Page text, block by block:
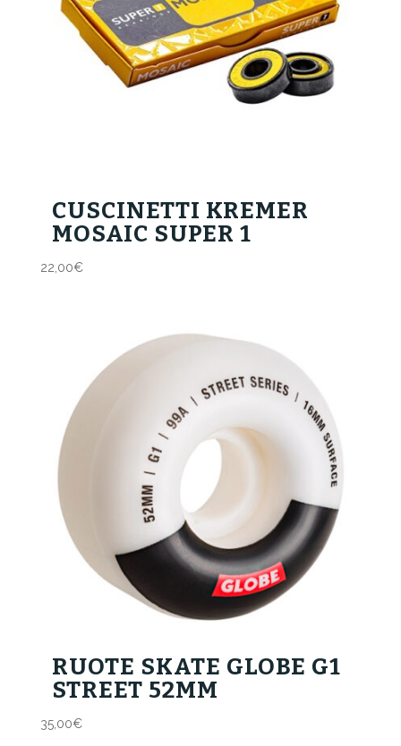
CUSCINETTI KREMER
MOSAIC SUPER 1
22,00€
RUOTE SKATE GLOBE G1
STREET 52MM
35,00€